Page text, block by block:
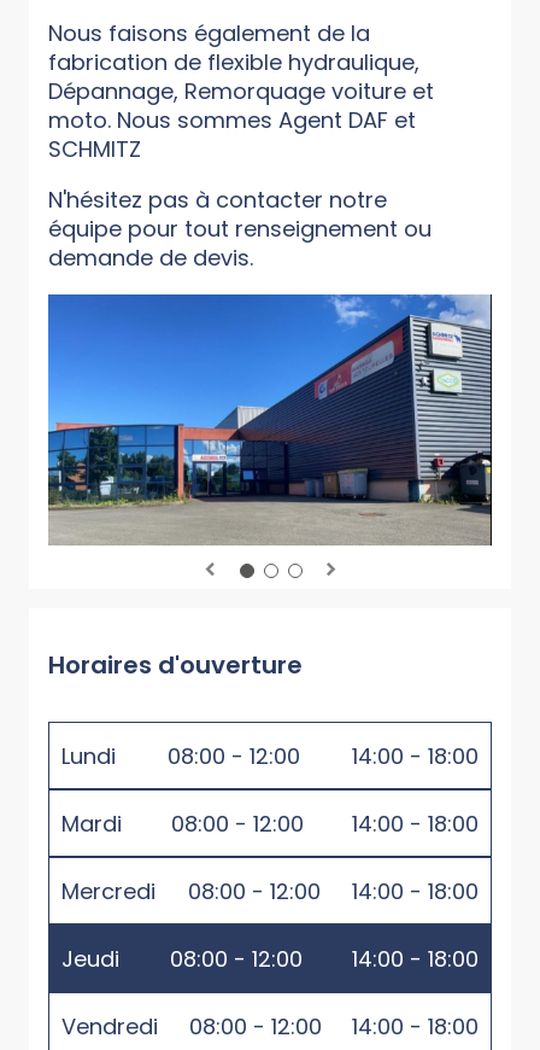
Nous faisons également de la
fabrication de flexible hydraulique,
Dépannage, Remorquage voiture et
moto. Nous sommes Agent DAF et
SCHMITZ
N'hésitez pas à contacter notre
équipe pour tout renseignement ou
demande de devis.
Horaires d'ouverture
Lundi 08:00 - 12:00 14:00 - 18:00
Mardi 08:00 - 12:00 14:00 - 18:00
Mercredi 08:00 - 12:00 14:00 - 18:00
Jeudi 08:00 - 12:00 14:00 - 18:00
Vendredi 08:00 - 12:00 14:00 - 18:00